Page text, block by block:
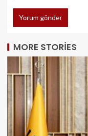
MORE STORIES